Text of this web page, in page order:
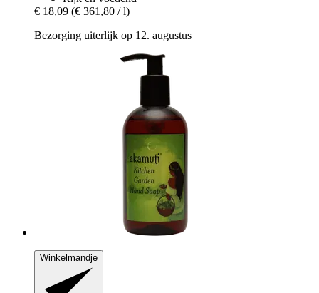
€ 18,09 (€ 361,80 / l)
Bezorging uiterlijk op 12. augustus
Winkelmandje